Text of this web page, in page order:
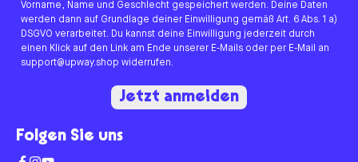
Vorname, Name und Geschlecht gespeichert werden. Deine Daten
werden dann auf Grundlage deiner Einwilligung gemäß Art. 6 Abs. 1 a)
DSGVO verarbeitet. Du kannst deine Einwilligung jederzeit durch
einen Klick auf den Link am Ende unserer E-Mails oder per E-Mail an
support@upway.shop widerrufen.
Jetzt anmelden
Folgen Sie uns